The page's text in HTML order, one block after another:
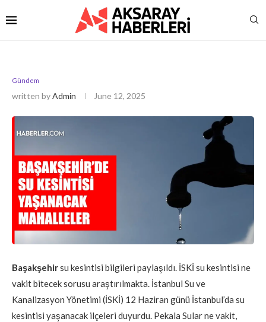
Gündem
written byAdmin June 12, 2025
Başakşehirsu kesintisi bilgileri paylaşıldı. İSKİ su kesintisi ne
vakit bitecek sorusu araştırılmakta. İstanbul Su ve
Kanalizasyon Yönetimi (İSKİ) 12 Haziran günü İstanbul’da su
kesintisi yaşanacak ilçeleri duyurdu. Pekala Sular ne vakit,